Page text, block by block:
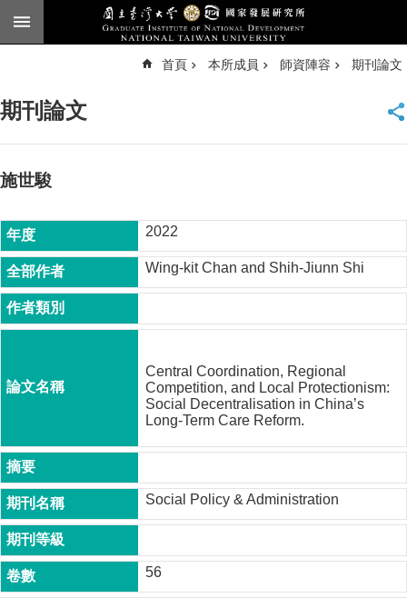
跳到主要內容區塊
臺
頁
公
告
本
所
簡
本
博
士
班
碩
士
班
首頁 本所成員 師資陣容 期刊論文
期刊論文
施世駿
2022
Wing-kit Chan and Shih-Jiunn Shi
Central Coordination, Regional
Competition, and Local Protectionism:
Social Decentralisation in China’s
Long-Term Care Reform.
Social Policy & Administration
56